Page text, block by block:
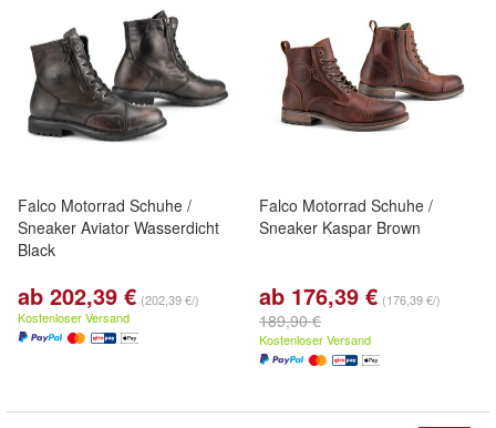
Falco Motorrad Schuhe /
Sneaker Aviator Wasserdicht
Black
ab 202,39 € (202,39 €/)
Kostenloser Versand
Falco Motorrad Schuhe /
Sneaker Kaspar Brown
ab 176,39 € (176,39 €/)
189,90 €
Kostenloser Versand